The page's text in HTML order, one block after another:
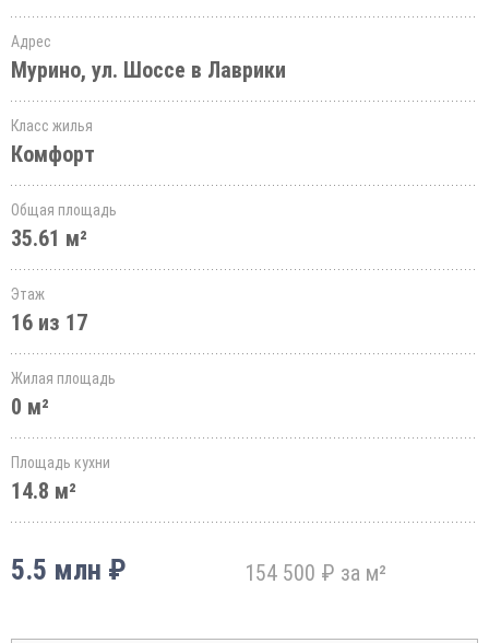
Адрес
Мурино, ул. Шоссе в Лаврики
Класс жилья
Комфорт
Общая площадь
35.61 м²
Этаж
16 из 17
Жилая площадь
0 м²
Площадь кухни
14.8 м²
5.5 млн ₽ 154 500 ₽ за м²